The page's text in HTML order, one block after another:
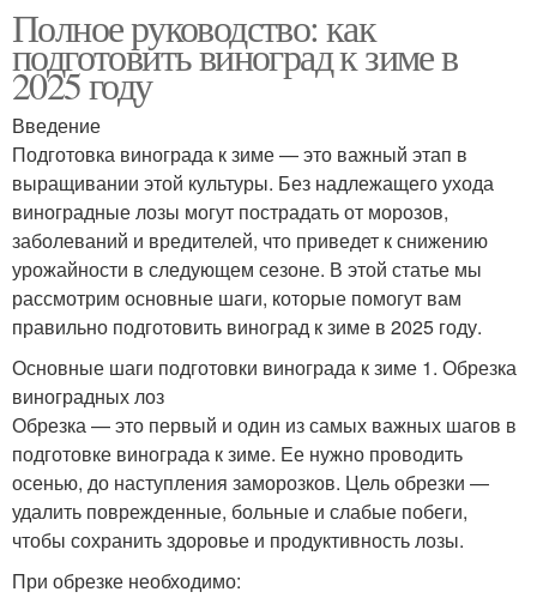
Полное руководство: как
подготовить виноград к зиме в
2025 году
Введение
Подготовка винограда к зиме — это важный этап в
выращивании этой культуры. Без надлежащего ухода
виноградные лозы могут пострадать от морозов,
заболеваний и вредителей, что приведет к снижению
урожайности в следующем сезоне. В этой статье мы
рассмотрим основные шаги, которые помогут вам
правильно подготовить виноград к зиме в 2025 году.
Основные шаги подготовки винограда к зиме 1. Обрезка
виноградных лоз
Обрезка — это первый и один из самых важных шагов в
подготовке винограда к зиме. Ее нужно проводить
осенью, до наступления заморозков. Цель обрезки —
удалить поврежденные, больные и слабые побеги,
чтобы сохранить здоровье и продуктивность лозы.
При обрезке необходимо: